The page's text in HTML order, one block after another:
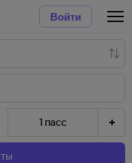
Войти
1 пасс